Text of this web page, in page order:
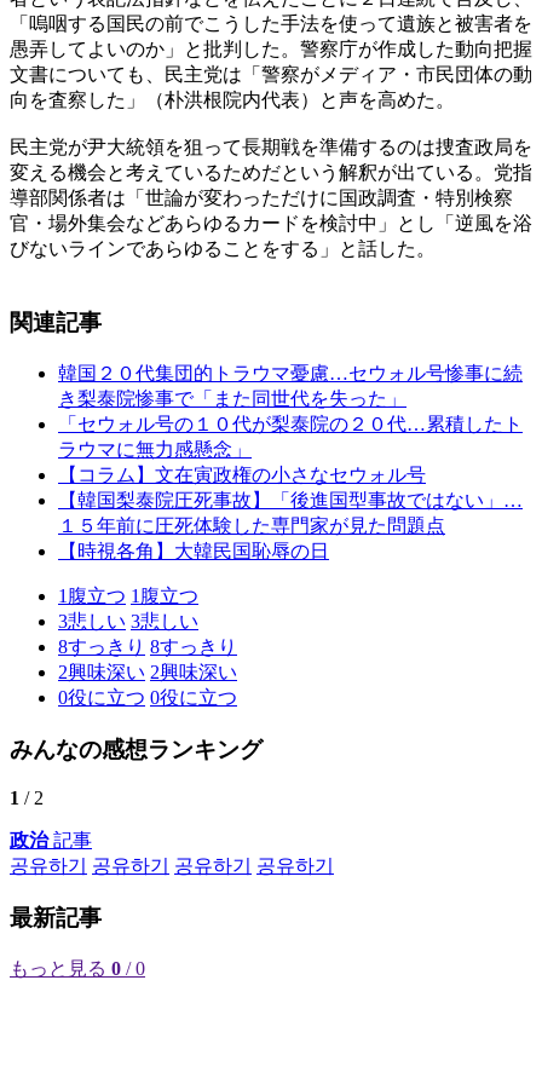
「嗚咽する国民の前でこうした手法を使って遺族と被害者を
愚弄してよいのか」と批判した。警察庁が作成した動向把握
文書についても、民主党は「警察がメディア・市民団体の動
向を査察した」（朴洪根院内代表）と声を高めた。
民主党が尹大統領を狙って長期戦を準備するのは捜査政局を
変える機会と考えているためだという解釈が出ている。党指
導部関係者は「世論が変わっただけに国政調査・特別検察
官・場外集会などあらゆるカードを検討中」とし「逆風を浴
びないラインであらゆることをする」と話した。
関連記事
韓国２０代集団的トラウマ憂慮…セウォル号惨事に続
き梨泰院惨事で「また同世代を失った」
「セウォル号の１０代が梨泰院の２０代…累積したト
ラウマに無力感懸念」
【コラム】文在寅政権の小さなセウォル号
【韓国梨泰院圧死事故】「後進国型事故ではない」…
１５年前に圧死体験した専門家が見た問題点
【時視各角】大韓民国恥辱の日
1 腹立つ 1 腹立つ
3悲しい 3悲しい
8すっきり 8すっきり
2興味深い 2興味深い
0役に立つ 0役に立つ
みんなの感想ランキング
1 / 2
政治記事
공유하기
공유하기 공유하기 공유하기
最新記事
もっと見る 0 / 0